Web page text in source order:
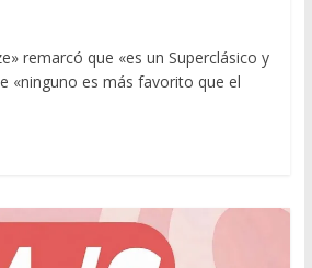
remarcó que «es un Superclásico y
«ninguno es más favorito que el